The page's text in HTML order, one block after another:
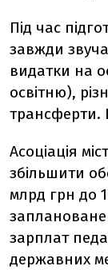
Під час
завжди
видатки на
освітню),
трансферти.
Асоціація
збільшити
млрд грн до
зарплат
державних